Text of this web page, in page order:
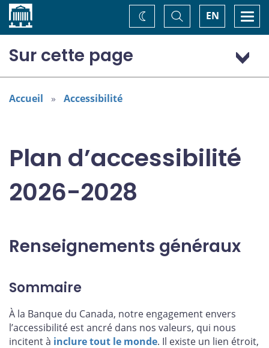
Accueil EN
Basculer
la
recherche
Changez
de
Sur cette page
Renseignements généraux
Domaines désignés dans la Loi canadienne sur
Accueil Accessibilité
Plan d’accessibilité
2026-2028
Renseignements généraux
Sommaire
À la Banque du Canada, notre engagement envers
l’accessibilité est ancré dans nos valeurs, qui nous
incitent à inclure tout le monde. Il existe un lien étroit,